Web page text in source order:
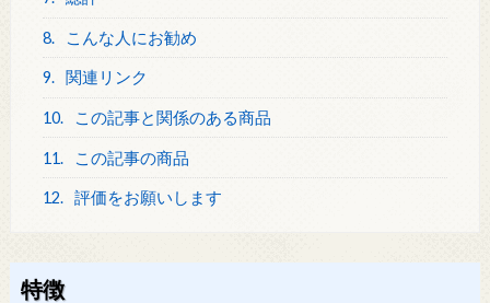
8. こんな人にお勧め
9. 関連リンク
10. この記事と関係のある商品
11. この記事の商品
12. 評価をお願いします
特徴